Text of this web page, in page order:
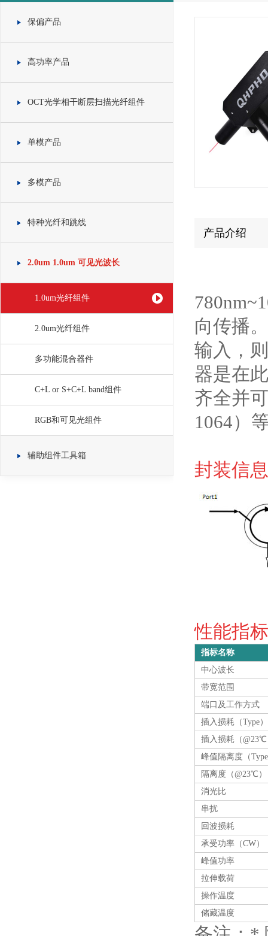
保偏产品
高功率产品
OCT光学相干断层扫描光纤组件
单模产品
多模产品
特种光纤和跳线
2.0um 1.0um 可见光波长
1.0um光纤组件
2.0um光纤组件
多功能混合器件
C+L or S+C+L band组件
RGB和可见光组件
辅助组件工具箱
产品介绍
向传播
输入，
器是在
齐全并
1064）
封装信
性能指
指标名称
中心波长
带宽范围
端口及工作方式
插入损耗（Type）
插入损耗（
峰值隔离度（
隔离度（@23℃）
消光比
串扰
回波损耗
承受功率（CW）
峰值功率
拉伸载荷
操作温度
储藏温度